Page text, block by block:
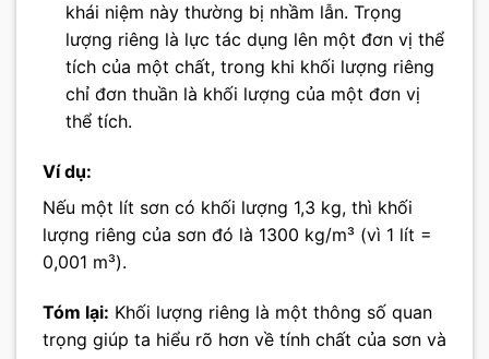
khái niệm này thường bị nhầm lẫn. Trọng
lượng riêng là lực tác dụng lên một đơn vị thể
tích của một chất, trong khi khối lượng riêng
chỉ đơn thuần là khối lượng của một đơn vị
thể tích.
Ví dụ:
Nếu một lít sơn có khối lượng 1,3 kg, thì khối
lượng riêng của sơn đó là 1300 kg/m³ (vì 1 lít =
0,001 m³).
Tóm lại: Khối lượng riêng là một thông số quan
trọng giúp ta hiểu rõ hơn về tính chất của sơn và